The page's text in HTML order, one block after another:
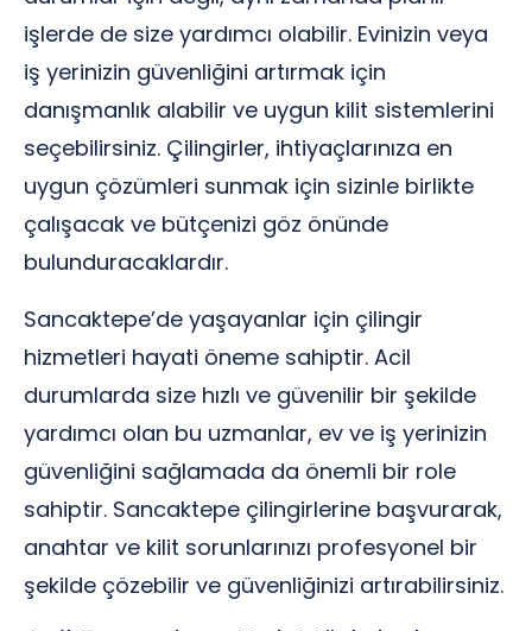
işlerde de size yardımcı olabilir. Evinizin veya
iş yerinizin güvenliğini artırmak için
danışmanlık alabilir ve uygun kilit sistemlerini
seçebilirsiniz. Çilingirler, ihtiyaçlarınıza en
uygun çözümleri sunmak için sizinle birlikte
çalışacak ve bütçenizi göz önünde
bulunduracaklardır.
Sancaktepe’de yaşayanlar için çilingir
hizmetleri hayati öneme sahiptir. Acil
durumlarda size hızlı ve güvenilir bir şekilde
yardımcı olan bu uzmanlar, ev ve iş yerinizin
güvenliğini sağlamada da önemli bir role
sahiptir. Sancaktepe çilingirlerine başvurarak,
anahtar ve kilit sorunlarınızı profesyonel bir
şekilde çözebilir ve güvenliğinizi artırabilirsiniz.